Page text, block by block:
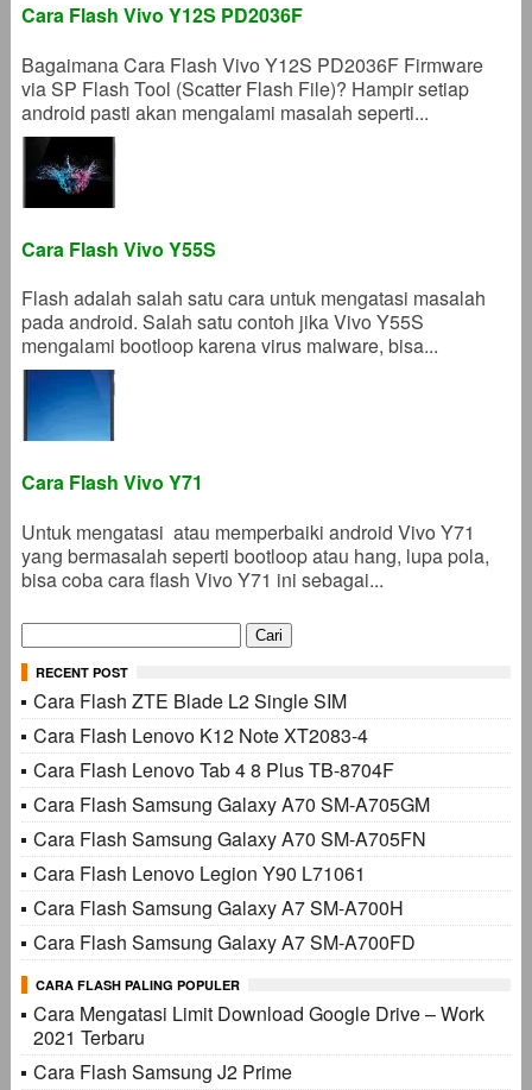
Cara Flash Vivo Y12S PD2036F
Bagaimana Cara Flash Vivo Y12S PD2036F Firmware
via SP Flash Tool (Scatter Flash File)? Hampir setiap
android pasti akan mengalami masalah seperti...
Cara Flash Vivo Y55S
Flash adalah salah satu cara untuk mengatasi masalah
pada android. Salah satu contoh jika Vivo Y55S
mengalami bootloop karena virus malware, bisa...
Cara Flash Vivo Y71
Untuk mengatasi atau memperbaiki android Vivo Y71
yang bermasalah seperti bootloop atau hang, lupa pola,
bisa coba cara flash Vivo Y71 ini sebagai...
Cari
untuk:
RECENT POST
Cara Flash ZTE Blade L2 Single SIM
Cara Flash Lenovo K12 Note XT2083-4
Cara Flash Lenovo Tab 4 8 Plus TB-8704F
Cara Flash Samsung Galaxy A70 SM-A705GM
Cara Flash Samsung Galaxy A70 SM-A705FN
Cara Flash Lenovo Legion Y90 L71061
Cara Flash Samsung Galaxy A7 SM-A700H
Cara Flash Samsung Galaxy A7 SM-A700FD
CARA FLASH PALING POPULER
Cara Mengatasi Limit Download Google Drive – Work
2021 Terbaru
Cara Flash Samsung J2 Prime